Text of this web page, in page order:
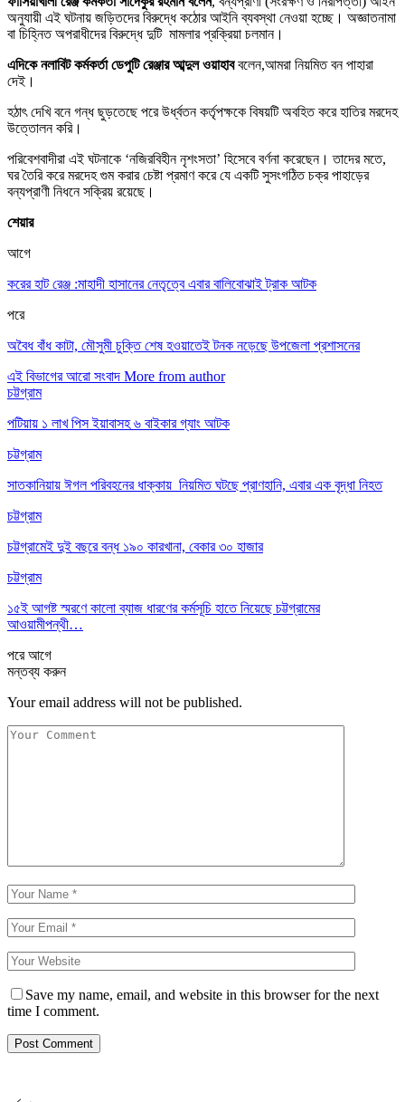
অনুযায়ী এই ঘটনায় জড়িতদের বিরুদ্ধে কঠোর আইনি ব্যবস্থা নেওয়া হচ্ছে। অজ্ঞাতনামা
বা চিহ্নিত অপরাধীদের বিরুদ্ধে দুটি মামলার প্রক্রিয়া চলমান।
এদিকে নলাবিট কর্মকর্তা ডেপুটি রেঞ্জার আব্দুল ওয়াহাববলেন,আমরা নিয়মিত বন পাহারা
দেই।
হঠাৎ দেখি বনে গন্ধ ছুড়তেছে পরে উর্ধ্বতন কর্তৃপক্ষকে বিষয়টি অবহিত করে হাতির মরদেহ
উত্তোলন করি।
পরিবেশবাদীরা এই ঘটনাকে ‘নজিরবিহীন নৃশংসতা’ হিসেবে বর্ণনা করেছেন। তাদের মতে,
ঘর তৈরি করে মরদেহ গুম করার চেষ্টা প্রমাণ করে যে একটি সুসংগঠিত চক্র পাহাড়ের
বন্যপ্রাণী নিধনে সক্রিয় রয়েছে।
শেয়ার
আগে
করের হাট রেঞ্জ :মাহাদী হাসানের নেতৃত্বে এবার বালিবোঝাই ট্রাক আটক
পরে
অবৈধ বাঁধ কাটা, মৌসুমী চুক্তি শেষ হওয়াতেই টনক নড়েছে উপজেলা প্রশাসনের
এই বিভাগের আরো সংবাদ More from author
চট্টগ্রাম
পটিয়ায় ১ লাখ পিস ইয়াবাসহ ৬ বাইকার গ্যাং আটক
চট্টগ্রাম
সাতকানিয়ায় ঈগল পরিবহনের ধাক্কায় নিয়মিত ঘটছে প্রাণহানি, এবার এক বৃদ্ধা নিহত
চট্টগ্রাম
চট্টগ্রামেই দুই বছরে বন্ধ ১৯০ কারখানা, বেকার ৩০ হাজার
চট্টগ্রাম
১৫ই আগষ্ট স্মরণে কালো ব্যাজ ধারণের কর্মসূচি হাতে নিয়েছে চট্টগ্রামের
আওয়ামীপন্থী…
পরেআগে
মন্তব্য করুন
Your email address will not be published.
Save my name, email, and website in this browser for the next
time I comment.